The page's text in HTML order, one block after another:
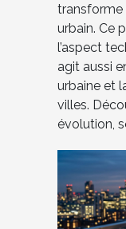
urbain. Ce
l’aspect
agit aussi
urbaine et
villes.
évolution,